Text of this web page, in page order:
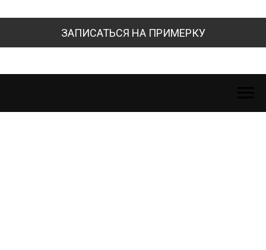
ЗАПИСАТЬСЯ НА ПРИМЕРКУ